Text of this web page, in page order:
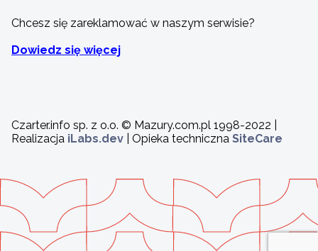
Chcesz się zareklamować w naszym serwisie?
Dowiedz się więcej
Czarter.info sp. z o.o. © Mazury.com.pl 1998-2022 |
Realizacja iLabs.dev | Opieka techniczna SiteCare